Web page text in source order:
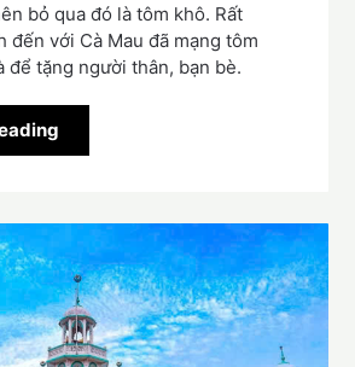
bỏ qua đó là tôm khô. Rất
đến với Cà Mau đã mạng tôm
để tặng người thân, bạn bè.